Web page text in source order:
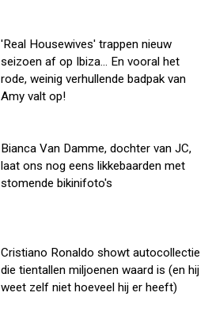
'Real Housewives' trappen nieuw
seizoen af op Ibiza... En vooral het
rode, weinig verhullende badpak van
Amy valt op!
Bianca Van Damme, dochter van JC,
laat ons nog eens likkebaarden met
stomende bikinifoto's
Cristiano Ronaldo showt autocollectie
die tientallen miljoenen waard is (en hij
weet zelf niet hoeveel hij er heeft)